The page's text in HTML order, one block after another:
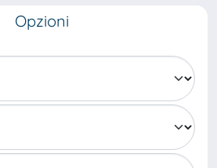
Opzioni